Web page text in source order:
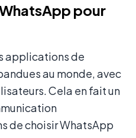
pour
applications de
au monde, avec
Cela en fait un
de choisir WhatsApp